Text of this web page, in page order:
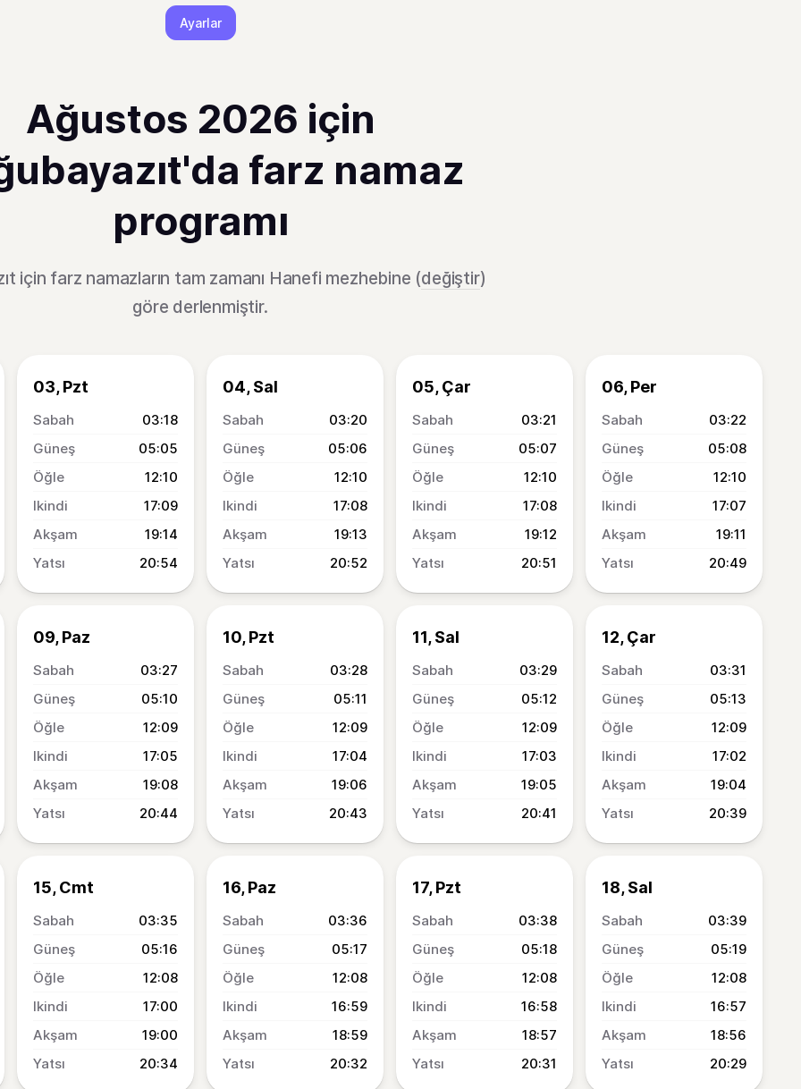
Ayarlar
Ağustos 2026 için
farz namaz
programı
için farz namazların tam zamanı Hanefi mezhebine (değiştir)
göre derlenmiştir.
03, Pzt
03:18
05:05
12:10
17:09
19:14
20:54
04, Sal
03:20
05:06
12:10
17:08
19:13
20:52
05, Çar
03:21
05:07
12:10
17:08
19:12
20:51
06, Per
03:22
05:08
12:10
17:07
19:11
20:49
09, Paz
03:27
05:10
12:09
17:05
19:08
20:44
10, Pzt
03:28
05:11
12:09
17:04
19:06
20:43
11, Sal
03:29
05:12
12:09
17:03
19:05
20:41
12, Çar
03:31
05:13
12:09
17:02
19:04
20:39
15, Cmt
03:35
05:16
12:08
17:00
19:00
20:34
16, Paz
03:36
05:17
12:08
16:59
18:59
20:32
17, Pzt
03:38
05:18
12:08
16:58
18:57
20:31
18, Sal
03:39
05:19
12:08
16:57
18:56
20:29